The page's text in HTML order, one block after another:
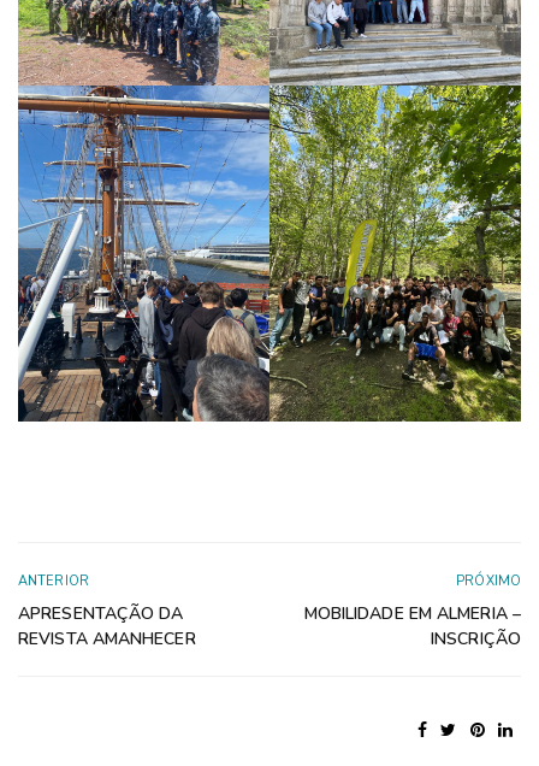
ANTERIOR
APRESENTAÇÃO DA
REVISTA AMANHECER
PRÓXIMO
MOBILIDADE EM ALMERIA –
INSCRIÇÃO